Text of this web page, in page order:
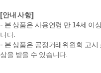
[안내 사항]
- 본 상품은 사용연령 만 14세 이
니다.
- 본 상품은 공정거래위원회 고
상을 받을 수 있습니다.